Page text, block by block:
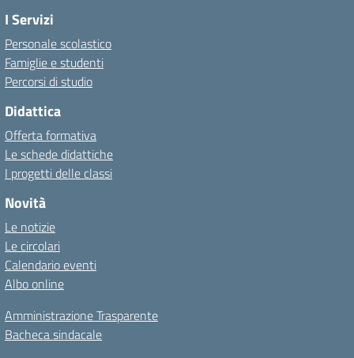
I Servizi
Personale scolastico
Famiglie e studenti
Percorsi di studio
Didattica
Offerta formativa
Le schede didattiche
I progetti delle classi
Novità
Le notizie
Le circolari
Calendario eventi
Albo online
Amministrazione Trasparente
Bacheca sindacale